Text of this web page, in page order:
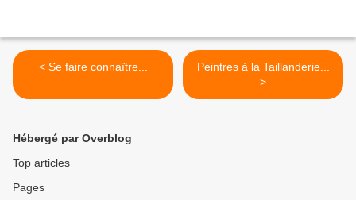
< Se faire connaître...
Peintres à la Taillanderie...
>
Hébergé par Overblog
Top articles
Pages